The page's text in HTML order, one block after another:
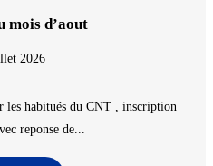
mois d’aout
2026
les habitués du CNT , inscription
reponse de...